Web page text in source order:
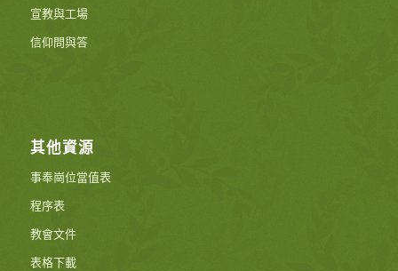
宣教與工場
信仰問與答
其他資源
事奉崗位當值表
程序表
教會文件
表格下載